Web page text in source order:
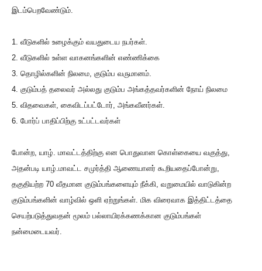
இடம்பெறவேண்டும்.
1. வீடுகளில் உழைக்கும் வயதுடைய நபர்கள்.
2. வீடுகளில் உள்ள வாகனங்களின் எண்ணிக்கை
3. தொழில்களின் நிலமை, குடும்ப வருமானம்.
4. குடும்பத் தலைவர் அல்லது குடும்ப அங்கத்தவர்களின் நோய் நிலமை
5. விதவைகள், கைவிடப்பட்டோர், அங்கவீனர்கள்.
6. போர்ப் பாதிப்பிற்கு உட்பட்டவர்கள்
போன்ற, யாழ். மாவட்டத்திற்கு என பொதுவான கொள்கையை வகுத்து,
அதன்படி யாழ்.மாவட்ட சமுர்த்தி ஆணையாளர் கூறியதைப்போன்று,
தகுதியற்ற 70 வீதமான குடும்பங்களையும் நீக்கி, வறுமையில் வாடுகின்ற
குடும்பங்களின் வாழ்வில் ஒளி ஏற்றுங்கள். மிக விரைவாக இத்திட்டத்தை
செயற்படுத்துவதன் மூலம் பல்லாயிரக்கணக்கான குடும்பங்கள்
நன்மைடையவர்.